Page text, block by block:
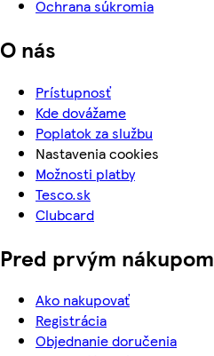
Ochrana súkromia
O nás
Prístupnosť
Kde dovážame
Poplatok za službu
Nastavenia cookies
Možnosti platby
Tesco.sk
Clubcard
Pred prvým nákupom
Ako nakupovať
Registrácia
Objednanie doručenia